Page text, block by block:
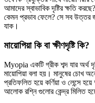
আমাদের স্বাভাবিক দৃষ্টির ক্ষতি
কেমন প্রভাব ফেলে? সে সব উত্তর
যাক।
মায়োপিয়া কি বা ক্ষীণদৃষ্টি কি?
Myopia একটি গ্রীক শব্দ যার অর্থ
মায়োপিয়া বলা হয়। মানুষের চোখ
প্রতিফলিত হয়ে কর্ণিয়া ও লেন্সে
আলোক রশ্নি গুলোর কেন্দ্র মিলিত